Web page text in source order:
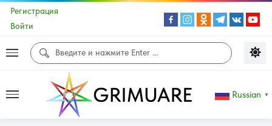
Регистрация
Войти
Russian ▼